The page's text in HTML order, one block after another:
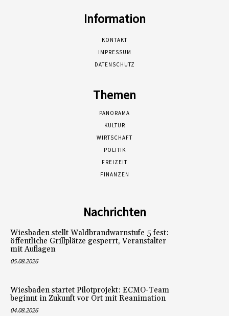
Information
KONTAKT
IMPRESSUM
DATENSCHUTZ
Themen
PANORAMA
KULTUR
WIRTSCHAFT
POLITIK
FREIZEIT
FINANZEN
Nachrichten
Wiesbaden stellt Waldbrandwarnstufe 5 fest:
öffentliche Grillplätze gesperrt, Veranstalter
mit Auflagen
05.08.2026
Wiesbaden startet Pilotprojekt: ECMO-Team
beginnt in Zukunft vor Ort mit Reanimation
04.08.2026